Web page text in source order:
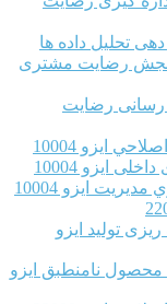
تحلیل داده ها
رضایت مشتری
رسانی رضایت
ایزو 10004
ایزو 10004
ایزو 10004
توليد ایزو
نامنطبق ایزو